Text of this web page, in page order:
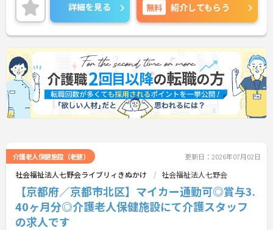
詳細を見る 無料 紹介してもらう
介護老人保健施設（老健） 更新日：2026年07月02日
社会福祉法人七野会ライブリィきぬかけ 社会福祉法人七野会
【京都府／京都市北区】マイカー通勤可◎賞与3.
40ヶ月分◎介護老人保健施設にて介護スタッフ
の求人です